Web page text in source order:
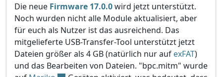
Die neue Firmware 17.0.0wird jetzt unterstützt.
Noch wurden nicht alle Module aktualisiert, aber
für euch als Nutzer ist das ausreichend. Das
mitgelieferte USB-Transfer-Tool unterstützt jetzt
Dateien größer als 4 GB (natürlich nur auf exFAT)
und das Bearbeiten von Dateien. "bpc.mitm" wurde